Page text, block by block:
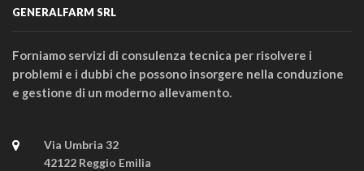
GENERALFARM SRL
Forniamo servizi di consulenza tecnica per risolvere i
problemi e i dubbi che possono insorgere nella conduzione
e gestione di un moderno allevamento.
Via Umbria 32
42122 Reggio Emilia